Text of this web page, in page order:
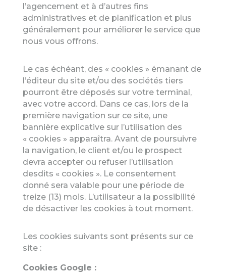
l’agencement et à d’autres fins
administratives et de planification et plus
généralement pour améliorer le service que
nous vous offrons.
Le cas échéant, des « cookies » émanant de
l’éditeur du site et/ou des sociétés tiers
pourront être déposés sur votre terminal,
avec votre accord. Dans ce cas, lors de la
première navigation sur ce site, une
bannière explicative sur l’utilisation des
« cookies » apparaîtra. Avant de poursuivre
la navigation, le client et/ou le prospect
devra accepter ou refuser l’utilisation
desdits « cookies ». Le consentement
donné sera valable pour une période de
treize (13) mois. L’utilisateur a la possibilité
de désactiver les cookies à tout moment.
Les cookies suivants sont présents sur ce
site :
Cookies Google :